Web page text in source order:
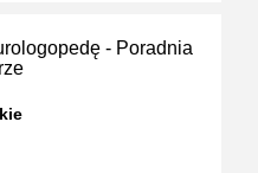
- Poradnia